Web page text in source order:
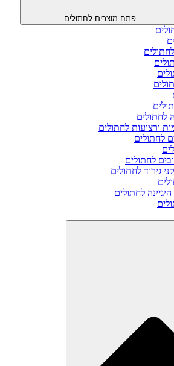
פתח מוצרים לחתולים
לחתולים
ורצועות לחתולים
לחתולים
לחתולים
גירוד לחתולים
לחתולים